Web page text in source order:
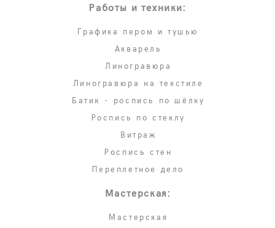
Работы и техники:
Графика пером и тушью
Акварель
Линогравюра
Линогравюра на текстиле
Батик - роспись по шёлку
Роспись по стеклу
Витраж
Роспись стен
Переплетное дело
Мастерская:
Мастерская